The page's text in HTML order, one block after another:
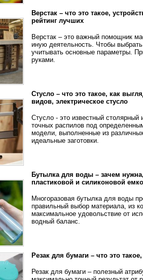
Верстак – что это такое,
рейтинг лучших
Верстак – это важный помощник
иную деятельность. Чтобы
учитывать основные параметры.
руками.
Стусло – что это такое, как
видов, электрическое стусло
Стусло - это известный столярный
точных распилов под
модели, выполненные из
идеальные заготовки.
Бутылка для воды – зачем
пластиковой и силиконовой
Многоразовая бутылка для воды
правильный выбор материала, из
максимальное удовольствие от
водный баланс.
Резак для бумаги – что это
Резак для бумаги – полезный